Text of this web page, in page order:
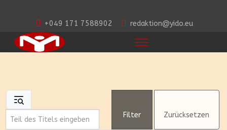
+049 171 7588902 redaktion@yido.eu
Teil des Titels eingeben
Filter Zurücksetzen